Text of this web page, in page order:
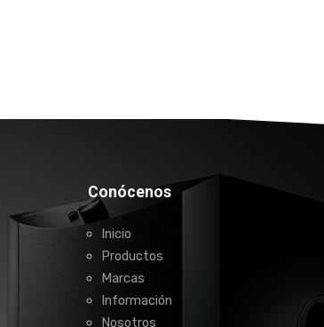
Conócenos
Inicio
Productos
Marcas
Información
Nosotros